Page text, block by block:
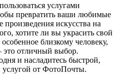
услугами
превратить ваши любимые
искусства на
хотите ли вы украсить свой
близкому человеку,
это отличный выбор.
и насладитесь быстрой,
услугой от ФотоПочты.